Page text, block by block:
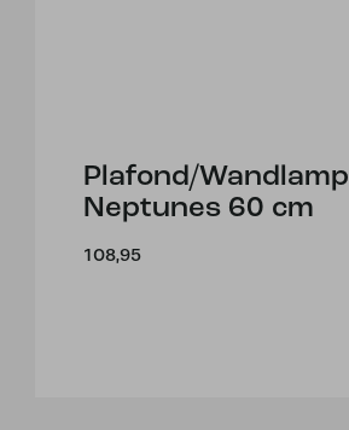
Plafond/Wandlamp
Neptunes 60 cm
108,95